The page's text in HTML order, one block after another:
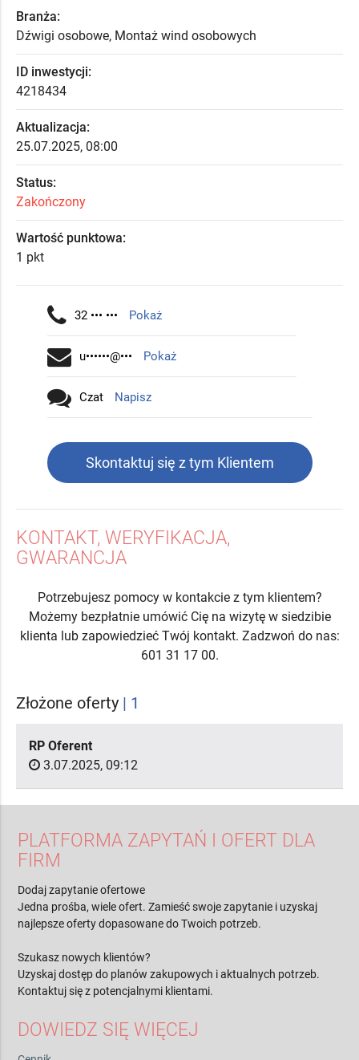
Branża:
Dźwigi osobowe, Montaż wind osobowych
ID inwestycji:
4218434
Aktualizacja:
25.07.2025, 08:00
Status:
Zakończony
Wartość punktowa:
1 pkt
32 ••• ••• Pokaż
u••••••@••• Pokaż
Czat Napisz
Skontaktuj się z tym Klientem
KONTAKT, WERYFIKACJA,
GWARANCJA
Potrzebujesz pomocy w kontakcie z tym klientem?
Możemy bezpłatnie umówić Cię na wizytę w siedzibie
klienta lub zapowiedzieć Twój kontakt. Zadzwoń do nas:
601 31 17 00.
Złożone oferty | 1
RP Oferent
3.07.2025, 09:12
PLATFORMA ZAPYTAŃ I OFERT DLA
FIRM
Dodaj zapytanie ofertowe
Jedna prośba, wiele ofert. Zamieść swoje zapytanie i uzyskaj
najlepsze oferty dopasowane do Twoich potrzeb.
Szukasz nowych klientów?
Uzyskaj dostęp do planów zakupowych i aktualnych potrzeb.
Kontaktuj się z potencjalnymi klientami.
DOWIEDZ SIĘ WIĘCEJ